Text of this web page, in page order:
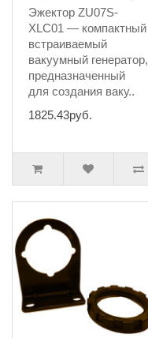
Эжектор ZU07S-
XLC01 — компактный
встраиваемый
вакуумный генератор,
предназначенный
для создания ваку..
1825.43руб.